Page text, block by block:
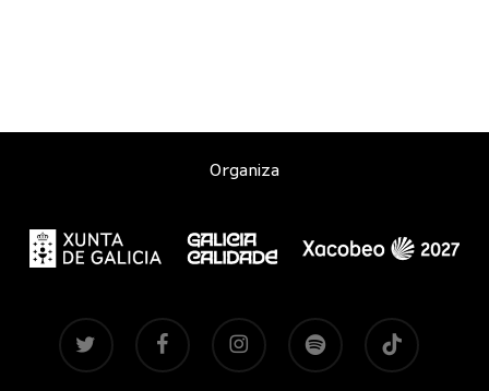
Organiza
twitter facebook instagram spotify tiktok